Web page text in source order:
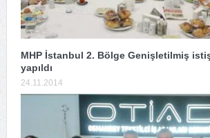
MHP İstanbul 2. Bölge Genişletilmiş
yapıldı
24.11.2014